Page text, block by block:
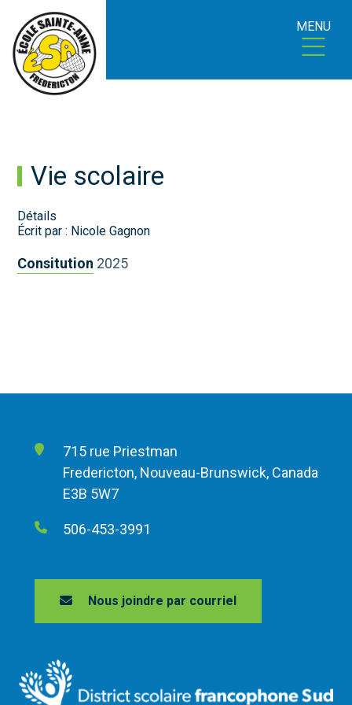
MENU
Vie scolaire
Détails
Écrit par : Nicole Gagnon
Consitution 2025
715 rue Priestman
Fredericton, Nouveau-Brunswick, Canada
E3B 5W7
506-453-3991
Nous joindre par courriel